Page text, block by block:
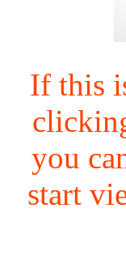
If this
you
start